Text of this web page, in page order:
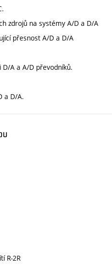
zdrojů na systémy A/D a D/A
přesnost A/D a D/A
D/A a A/D převodníků.
a D/A.
R-2R